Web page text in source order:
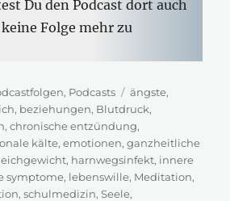
Du den Podcast dort auch
Folge mehr zu
, Podcasts Schlagwörter
ängste,
, beziehungen, Blutdruck,
,chronische entzündung,
kälte,emotionen,ganzheitliche
, harnwegsinfekt, innere
symptome, lebenswille, Meditation,
,schulmedizin,Seele,